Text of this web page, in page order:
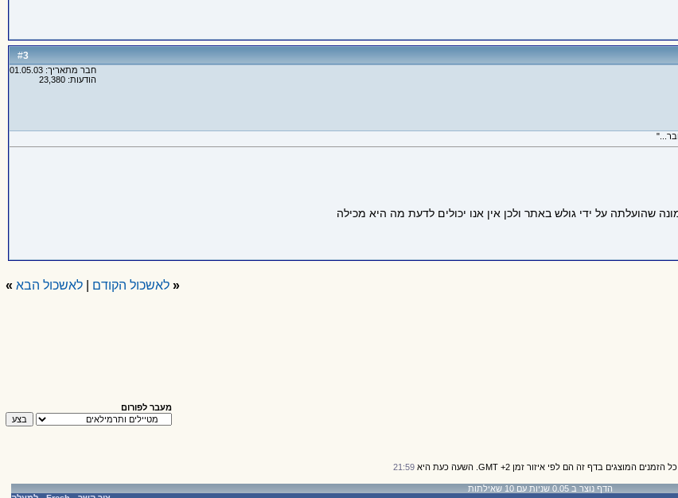
#
3
חבר מתאריך: 01.05.03
הודעות: 23,380
« לאשכול הקודם |לאשכול הבא »
מעבר לפורום
כל הזמנים המוצגים בדף זה הם לפי איזור זמן GMT +2. השעה כעת היא 21:59
הדף נוצר ב 0.05 שניות עם 10 שאילתות